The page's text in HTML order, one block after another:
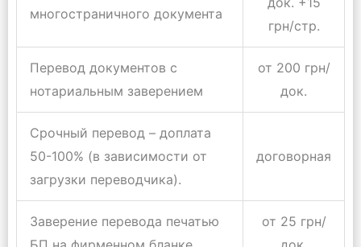
многостраничного документа
грн/стр.
Перевод документов с
нотариальным заверением
от 200 грн/
док.
Срочный перевод – доплата
50-100% (в зависимости от
загрузки переводчика).
договорная
Заверение перевода печатью
от 25 грн/